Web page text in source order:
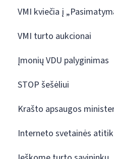
VMI kviečia į
VMI turto aukcionai
Įmonių VDU palyginimas
STOP šešėliui
Krašto apsaugos
Interneto svetainės